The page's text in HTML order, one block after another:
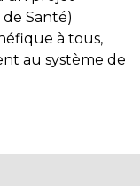
de Santé)
à tous,
au système de